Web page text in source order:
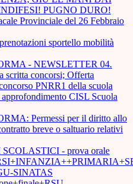
PUGNO DURO!
Provinciale del 26 Febbraio
sportello mobilità
- NEWSLETTER 04.
scritta concorsi; Offerta
PNRR1 della scuola
approfondimento CISL Scuola
Permessi per il diritto allo
breve o saltuario relativi
- prova orale
SINATAS